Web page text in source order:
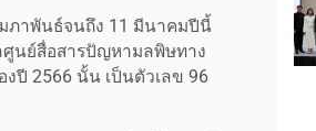
มภาพันธ์จนถึง 11 มีนาคมปีนี้
ศูนย์สื่อสารปัญหามลพิษทาง
ปี 2566 นั้น เป็นตัวเลข 96